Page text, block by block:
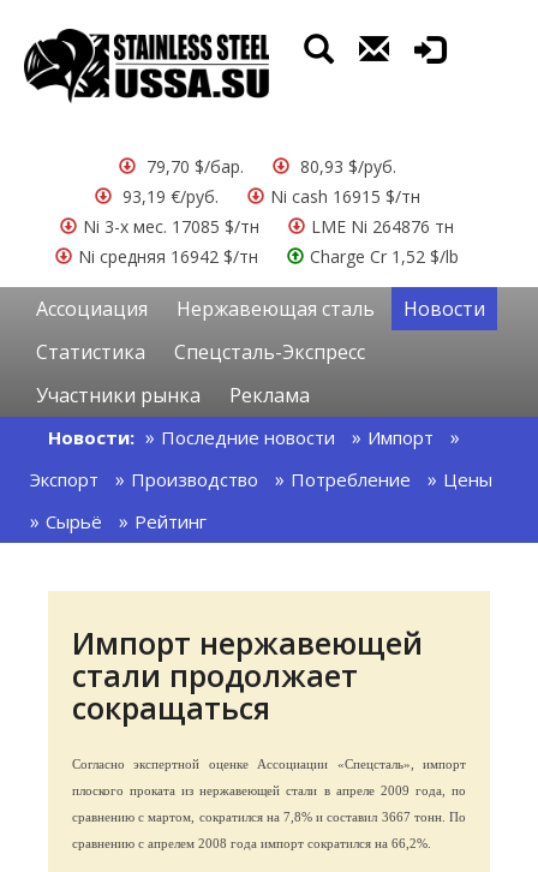
79,70 $/бар.
80,93 $/руб.
93,19 €/руб.
Ni cash 16915 $/тн
Ni 3-х мес. 17085 $/тн
LME Ni 264876 тн
Ni средняя 16942 $/тн
Charge Cr 1,52 $/lb
Ассоциация Нержавеющая сталь
Новости
Статистика
Спецсталь-Экспресс
Участники рынка
Реклама
Новости: Последние новости
Импорт
Экспорт
Производство Потребление
Цены
Сырьё
Рейтинг
Импорт нержавеющей
стали продолжает
сокращаться
Согласно экспертной оценке Ассоциации «Спецсталь», импорт
плоского проката из нержавеющей стали в апреле 2009 года, по
сравнению с мартом, сократился на 7,8% и составил 3667 тонн. По
сравнению с апрелем 2008 года импорт сократился на 66,2%.